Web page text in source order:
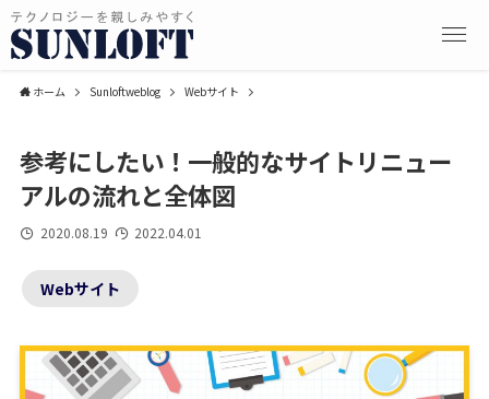
ホーム Sunloftweblog Webサイト
参考にしたい！一般的なサイトリニュー
アルの流れと全体図
2020.08.19 2022.04.01
Webサイト